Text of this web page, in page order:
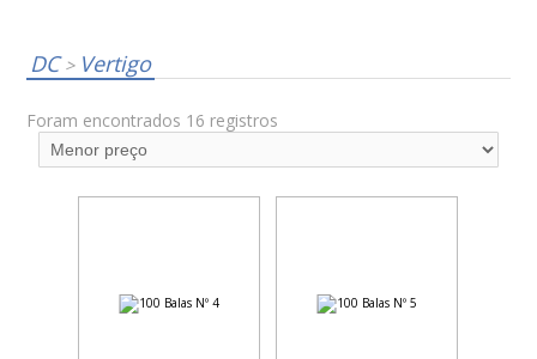
DC> Vertigo
Foram encontrados 16 registros